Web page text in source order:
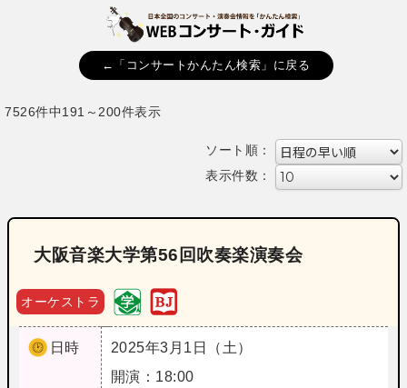
←「コンサートかんたん検索」に戻る
7526件中191～200件表示
ソート順：
表示件数：
大阪音楽大学第56回吹奏楽演奏会
オーケストラ
日時
2025年3月1日（土）
開演：18:00